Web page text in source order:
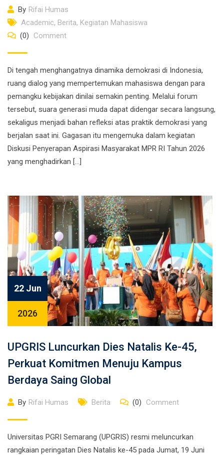
By Rifai Humas
Academic, Berita, Kegiatan Mahasiswa
(0)
Comment
Di tengah menghangatnya dinamika demokrasi di Indonesia,
ruang dialog yang mempertemukan mahasiswa dengan para
pemangku kebijakan dinilai semakin penting. Melalui forum
tersebut, suara generasi muda dapat didengar secara langsung,
sekaligus menjadi bahan refleksi atas praktik demokrasi yang
berjalan saat ini. Gagasan itu mengemuka dalam kegiatan
Diskusi Penyerapan Aspirasi Masyarakat MPR RI Tahun 2026
yang menghadirkan […]
22 Jun
2026
UPGRIS Luncurkan Dies Natalis Ke-45,
Perkuat Komitmen Menuju Kampus
Berdaya Saing Global
By Rifai Humas Berita (0) Comment
Universitas PGRI Semarang (UPGRIS) resmi meluncurkan
rangkaian peringatan Dies Natalis ke-45 pada Jumat, 19 Juni